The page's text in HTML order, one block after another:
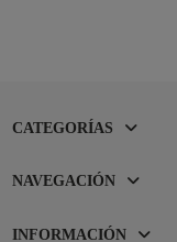
CATEGORÍAS
NAVEGACIÓN
INFORMACIÓN